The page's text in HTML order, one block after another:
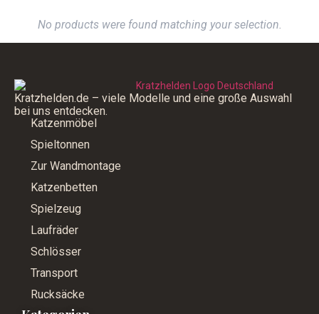
No products were found matching your selection.
Kratzhelden.de – viele Modelle und eine große Auswahl
bei uns entdecken.
Katzenmöbel
Spieltonnen
Zur Wandmontage
Katzenbetten
Spielzeug
Laufräder
Schlösser
Transport
Rucksäcke